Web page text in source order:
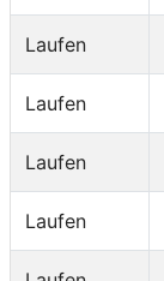
Laufen
Laufen
Laufen
Laufen